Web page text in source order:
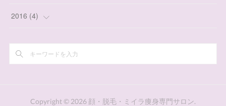
(3
(4
2016 (4)
(2)
Copyright © 2026 顔・脱毛・ミイラ痩身専門サロン.